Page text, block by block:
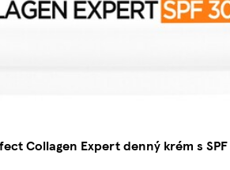
Collagen Expert denný krém s